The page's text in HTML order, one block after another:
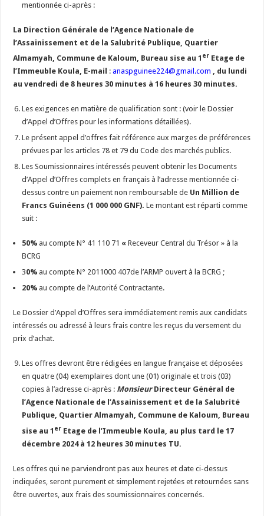
mentionnée ci-après :
La Direction Générale de l’Agence Nationale de
l’Assainissement et de la Salubrité Publique, Quartier
Almamyah, Commune de Kaloum, Bureau sise au 1 er Etage de
l’Immeuble Koula, E-mail :anaspguinee224@gmail.com , du lundi
au vendredi de 8 heures 30 minutes à 16 heures 30 minutes.
Les exigences en matière de qualification sont : (voir le Dossier
d’Appel d’Offres pour les informations détaillées).
Le présent appel d’offres fait référence aux marges de préférences
prévues par les articles 78 et 79 du Code des marchés publics.
Les Soumissionnaires intéressés peuvent obtenir les Documents
d’Appel d’Offres complets en français à l’adresse mentionnée ci-
dessus contre un paiement non remboursable de Un Million de
Francs Guinéens (1 000 000 GNF). Le montant est réparti comme
suit :
50% au compte N° 41 110 71 «Receveur Central du Trésor » à la
BCRG
30% au compte N° 2011000 407de l’ARMP ouvert à la BCRG ;
20% au compte de l’Autorité Contractante.
Le Dossier d’Appel d’Offres sera immédiatement remis aux candidats
intéressés ou adressé à leurs frais contre les reçus du versement du
prix d’achat.
Les offres devront être rédigées en langue française et déposées
en quatre (04) exemplaires dont une (01) originale et trois (03)
copies à l’adresse ci-après : Monsieur Directeur Général de
l’Agence Nationale de l’Assainissement et de la Salubrité
Publique, Quartier Almamyah, Commune de Kaloum, Bureau
sise au 1 er Etage de l’Immeuble Koula, au plus tard le 17
décembre 2024 à 12 heures 30 minutes TU.
Les offres qui ne parviendront pas aux heures et date ci-dessus
indiquées, seront purement et simplement rejetées et retournées sans
être ouvertes, aux frais des soumissionnaires concernés.